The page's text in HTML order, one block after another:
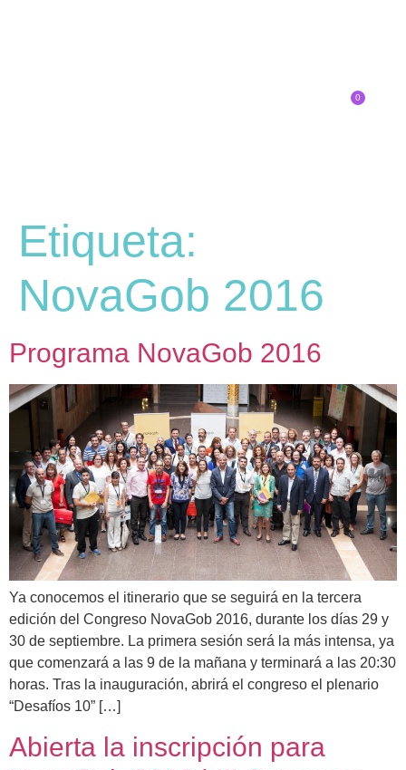
0
Etiqueta:
NovaGob 2016
Programa NovaGob 2016
Ya conocemos el itinerario que se seguirá en la tercera
edición del Congreso NovaGob 2016, durante los días 29 y
30 de septiembre. La primera sesión será la más intensa, ya
que comenzará a las 9 de la mañana y terminará a las 20:30
horas. Tras la inauguración, abrirá el congreso el plenario
“Desafíos 10” […]
Abierta la inscripción para